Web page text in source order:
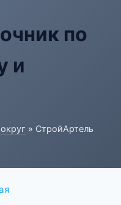
по
и
» СтройАртель